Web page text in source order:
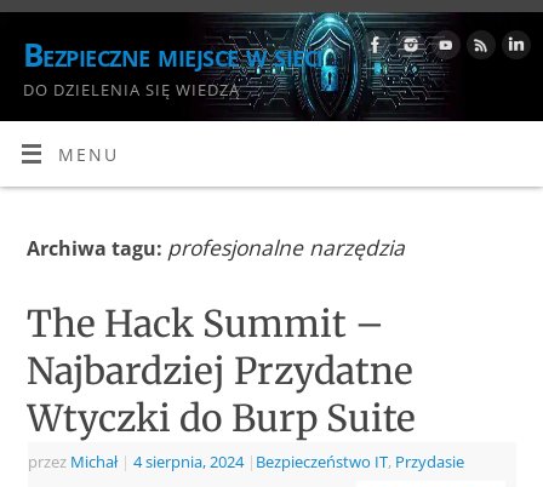
Bezpieczne miejsce w sieci
DO DZIELENIA SIĘ WIEDZĄ
MENU
Archiwa tagu: profesjonalne narzędzia
The Hack Summit –
Najbardziej Przydatne
Wtyczki do Burp Suite
przez Michał | 4 sierpnia, 2024 | Bezpieczeństwo IT, Przydasie